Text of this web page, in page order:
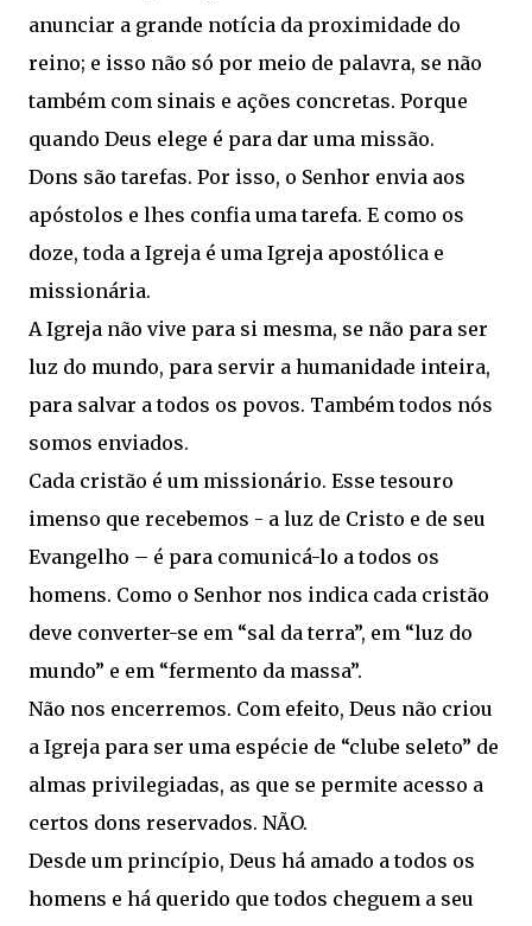
anunciar a grande notícia da proximidade do
reino; e isso não só por meio de palavra, se não
também com sinais e ações concretas. Porque
quando Deus elege é para dar uma missão.
Dons são tarefas. Por isso, o Senhor envia aos
apóstolos e lhes confia uma tarefa. E como os
doze, toda a Igreja é uma Igreja apostólica e
missionária.
A Igreja não vive para si mesma, se não para ser
luz do mundo, para servir a humanidade inteira,
para salvar a todos os povos. Também todos nós
somos enviados.
Cada cristão é um missionário. Esse tesouro
imenso que recebemos - a luz de Cristo e de seu
Evangelho – é para comunicá-lo a todos os
homens. Como o Senhor nos indica cada cristão
deve converter-se em “sal da terra”, em “luz do
mundo” e em “fermento da massa”.
Não nos encerremos. Com efeito, Deus não criou
a Igreja para ser uma espécie de “clube seleto” de
almas privilegiadas, as que se permite acesso a
certos dons reservados. NÃO.
Desde um princípio, Deus há amado a todos os
homens e há querido que todos cheguem a seu